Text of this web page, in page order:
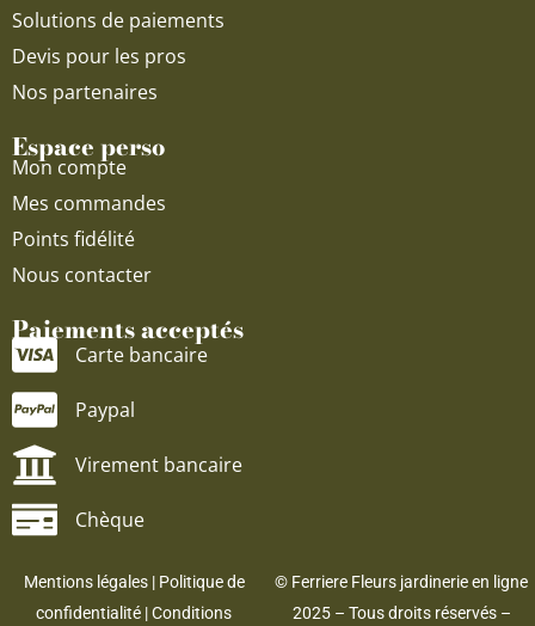
Solutions de paiements
Devis pour les pros
Nos partenaires
Espace perso
Mon compte
Mes commandes
Points fidélité
Nous contacter
Paiements acceptés
Carte bancaire
Paypal
Virement bancaire
Chèque
Mentions légales| Politique de
confidentialité |Conditions
© Ferriere Fleurs jardinerie en ligne
2025 – Tous droits réservés –